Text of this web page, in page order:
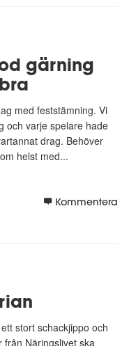
gärning
med feststämning. Vi
och varje spelare hade
drag. Behöver
helst med...
Kommentera
stort schackjippo och
från Näringslivet ska